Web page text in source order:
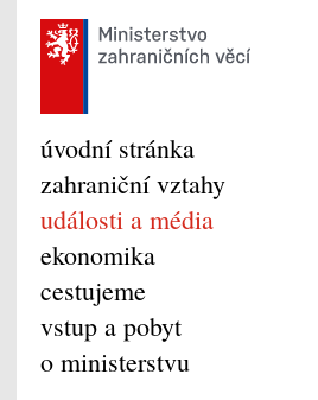
úvodní stránka
zahraniční vztahy
události a média
ekonomika
cestujeme
vstup a pobyt
o ministerstvu